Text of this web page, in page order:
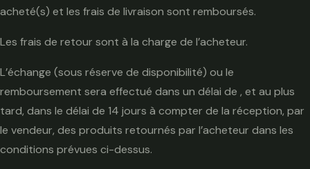
acheté(s) et les frais de livraison sont remboursés.
Les frais de retour sont à la charge de l’acheteur.
L’échange (sous réserve de disponibilité) ou le
remboursement sera effectué dans un délai de , et au plus
tard, dans le délai de 14 jours à compter de la réception, par
le vendeur, des produits retournés par l’acheteur dans les
conditions prévues ci-dessus.